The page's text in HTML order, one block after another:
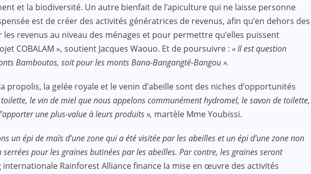
et la biodiversité. Un autre bienfait de l’apiculture qui ne laisse personne
est de créer des activités génératrices de revenus, afin qu’en dehors des
revenus au niveau des ménages et pour permettre qu’elles puissent
COBALAM », soutient Jacques Waouo. Et de poursuivre : « Il est question
Bamboutos, soit pour les monts Bana-Bangangté-Bangou ».
la gelée royale et le venin d’abeille sont des niches d’opportunités
le vin de miel que nous appelons communément hydromel, le savon de toilette,
une plus-value à leurs produits », martèle Mme Youbissi.
un épi de maïs d’une zone qui a été visitée par les abeilles et un épi d’une zone non
pour les graines butinées par les abeilles. Par contre, les graines seront
internationale Rainforest Alliance finance la mise en œuvre des activités